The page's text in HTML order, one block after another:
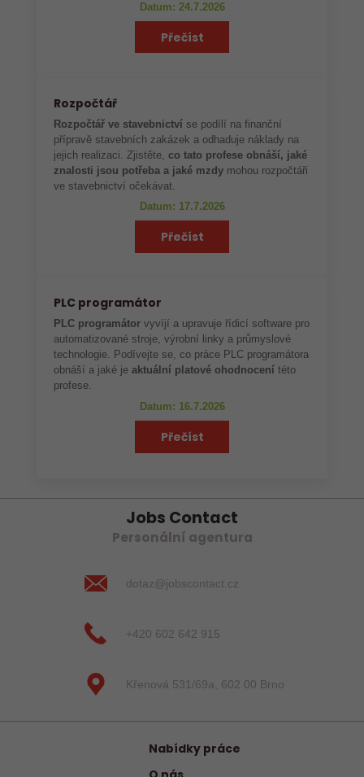
Datum: 24.7.2026
Přečíst
Rozpočtář
Rozpočtář ve stavebnictví se podílí na finanční
přípravě stavebních zakázek a odhaduje náklady na
jejich realizaci. Zjistěte,co tato profese obnáší, jaké
znalosti jsou potřeba a jaké mzdy mohou rozpočtáři
ve stavebnictví očekávat.
Datum: 17.7.2026
Přečíst
PLC programátor
PLC programátor vyvíjí a upravuje řídicí software pro
automatizované stroje, výrobní linky a průmyslové
technologie. Podívejte se, co práce PLC programátora
obnáší a jaké je aktuální platové ohodnocení této
profese.
Datum: 16.7.2026
Přečíst
Jobs Contact
Personální agentura
dotaz@jobscontact.cz
+420 602 642 915
Křenová 531/69a, 602 00 Brno
Nabídky práce